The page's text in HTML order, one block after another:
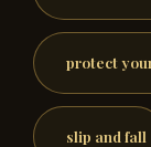
protect
slip and fall